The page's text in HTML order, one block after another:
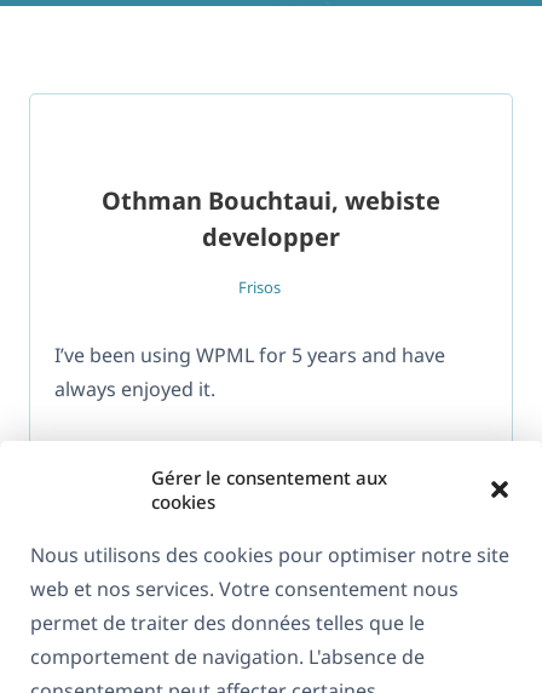
Gérer le consentement aux
cookies
Nous utilisons des cookies pour optimiser notre site
web et nos services. Votre consentement nous
permet de traiter des données telles que le
comportement de navigation. L'absence de
Othman Bouchtaui, webiste
developper
Frisos
I’ve been using WPML for 5 years and have
always enjoyed it.
RGPD & Politique de confidentialité